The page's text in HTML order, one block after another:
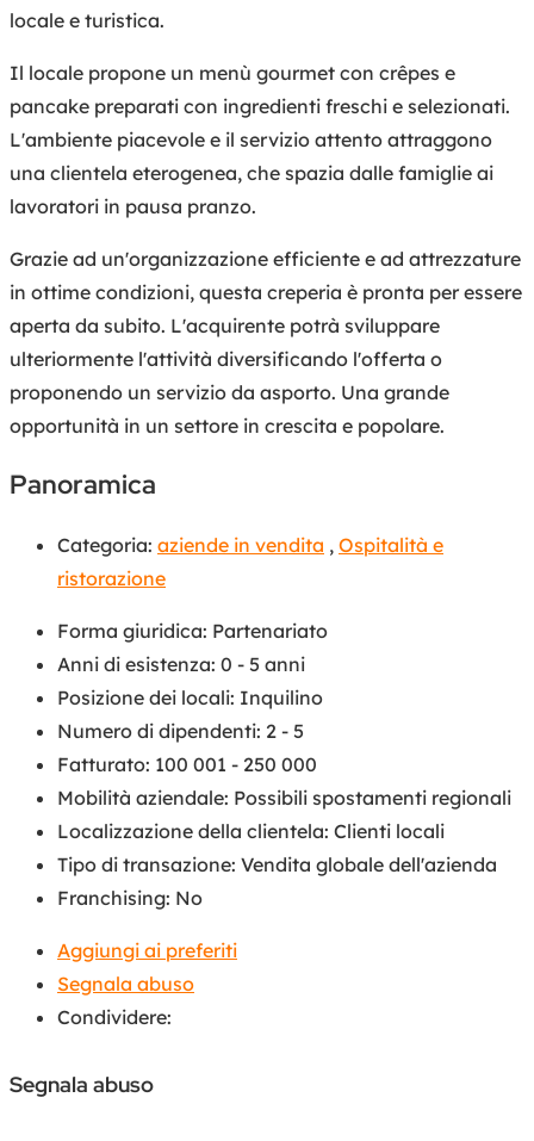
locale e turistica.
Il locale propone un menù gourmet con crêpes e
pancake preparati con ingredienti freschi e selezionati.
L'ambiente piacevole e il servizio attento attraggono
una clientela eterogenea, che spazia dalle famiglie ai
lavoratori in pausa pranzo.
Grazie ad un'organizzazione efficiente e ad attrezzature
in ottime condizioni, questa creperia è pronta per essere
aperta da subito. L'acquirente potrà sviluppare
ulteriormente l'attività diversificando l'offerta o
proponendo un servizio da asporto. Una grande
opportunità in un settore in crescita e popolare.
Panoramica
Categoria: aziende in vendita , Ospitalità e
ristorazione
Forma giuridica: Partenariato
Anni di esistenza: 0 - 5 anni
Posizione dei locali: Inquilino
Numero di dipendenti: 2 - 5
Fatturato: 100 001 - 250 000
Mobilità aziendale: Possibili spostamenti regionali
Localizzazione della clientela: Clienti locali
Tipo di transazione: Vendita globale dell'azienda
Franchising: No
Aggiungi ai preferiti
Segnala abuso
Condividere:
Segnala abuso